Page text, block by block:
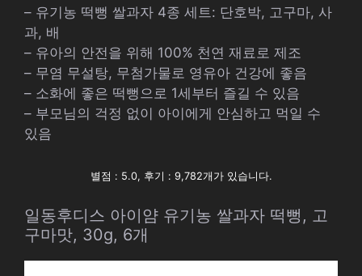
– 유기농 떡뻥 쌀과자 4종 세트: 단호박, 고구마, 사
과, 배
– 유아의 안전을 위해 100% 천연 재료로 제조
– 무염 무설탕, 무첨가물로 영유아 건강에 좋음
– 소화에 좋은 떡뻥으로 1세부터 즐길 수 있음
– 부모님의 걱정 없이 아이에게 안심하고 먹일 수
있음
별점 : 5.0, 후기 : 9,782개가 있습니다.
일동후디스 아이얌 유기농 쌀과자 떡뻥, 고
구마맛, 30g, 6개